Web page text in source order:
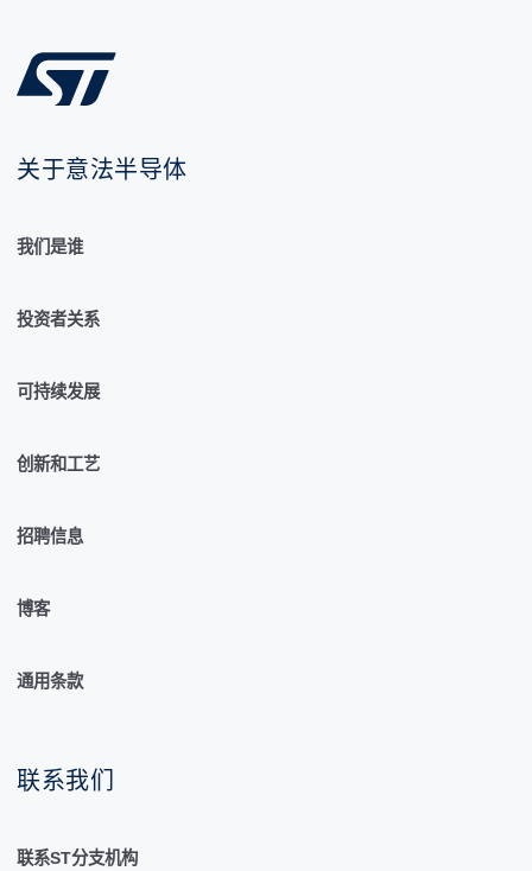
关于意法半导体
我们是谁
投资者关系
可持续发展
创新和工艺
招聘信息
博客
通用条款
联系我们
联系ST分支机构